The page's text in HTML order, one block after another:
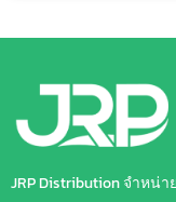
JRP Distribution จำหน่